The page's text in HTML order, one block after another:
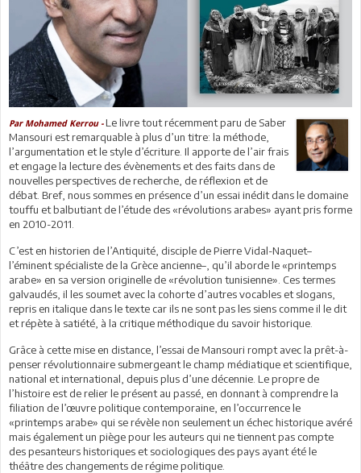
Par Mohamed Kerrou -Le livre tout récemment paru de Saber
Mansouri est remarquable à plus d’un titre: la méthode,
l’argumentation et le style d’écriture. Il apporte de l’air frais
et engage la lecture des évènements et des faits dans de
nouvelles perspectives de recherche, de réflexion et de
débat. Bref, nous sommes en présence d’un essai inédit dans le domaine
touffu et balbutiant de l’étude des «révolutions arabes» ayant pris forme
en 2010-2011.
C’est en historien de l’Antiquité, disciple de Pierre Vidal-Naquet–
l’éminent spécialiste de la Grèce ancienne–, qu’il aborde le «printemps
arabe» en sa version originelle de «révolution tunisienne». Ces termes
galvaudés, il les soumet avec la cohorte d’autres vocables et slogans,
repris en italique dans le texte car ils ne sont pas les siens comme il le dit
et répète à satiété, à la critique méthodique du savoir historique.
Grâce à cette mise en distance, l’essai de Mansouri rompt avec la prêt-à-
penser révolutionnaire submergeant le champ médiatique et scientifique,
national et international, depuis plus d’une décennie. Le propre de
l’histoire est de relier le présent au passé, en donnant à comprendre la
filiation de l’œuvre politique contemporaine, en l’occurrence le
«printemps arabe» qui se révèle non seulement un échec historique avéré
mais également un piège pour les auteurs qui ne tiennent pas compte
des pesanteurs historiques et sociologiques des pays ayant été le
théâtre des changements de régime politique.